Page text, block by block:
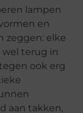
lampen
en
zeggen: elke
wel terug in
ook erg
aan takken,